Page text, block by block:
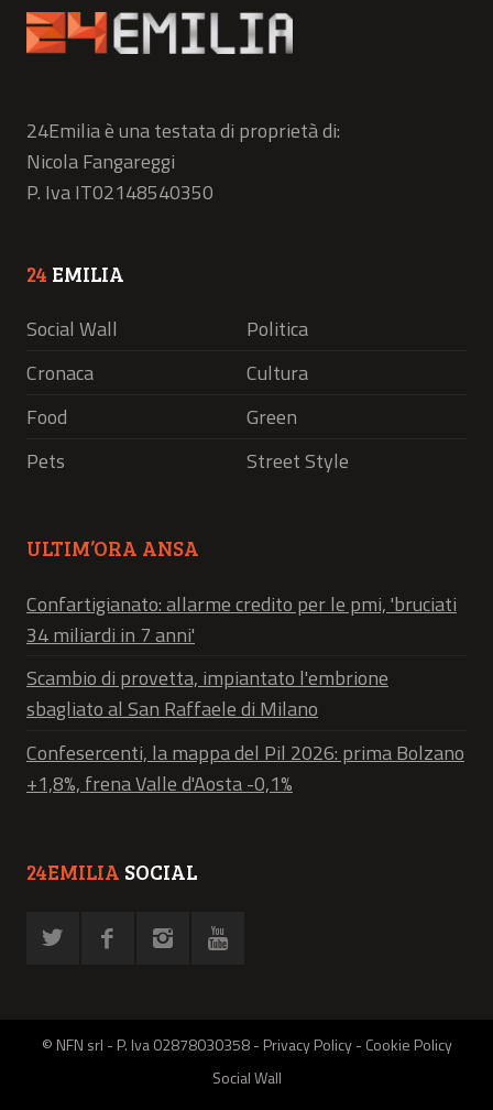
24Emilia è una testata di proprietà di:
Nicola Fangareggi
P. Iva IT02148540350
24 EMILIA
Social Wall
Politica
Cronaca
Cultura
Food
Green
Pets
Street Style
ULTIM’ORA ANSA
Confartigianato: allarme credito per le pmi, 'bruciati
34 miliardi in 7 anni'
Scambio di provetta, impiantato l'embrione
sbagliato al San Raffaele di Milano
Confesercenti, la mappa del Pil 2026: prima Bolzano
+1,8%, frena Valle d'Aosta -0,1%
24EMILIA SOCIAL
© NFN srl - P. Iva 02878030358 -Privacy Policy-Cookie Policy
Social Wall